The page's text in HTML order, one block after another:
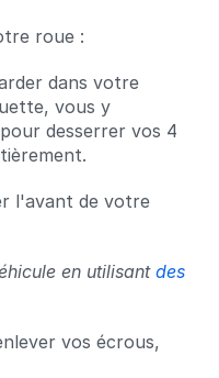
roue :
dans votre
vous y
desserrer vos 4
l'avant de votre
en utilisant des
vos écrous,